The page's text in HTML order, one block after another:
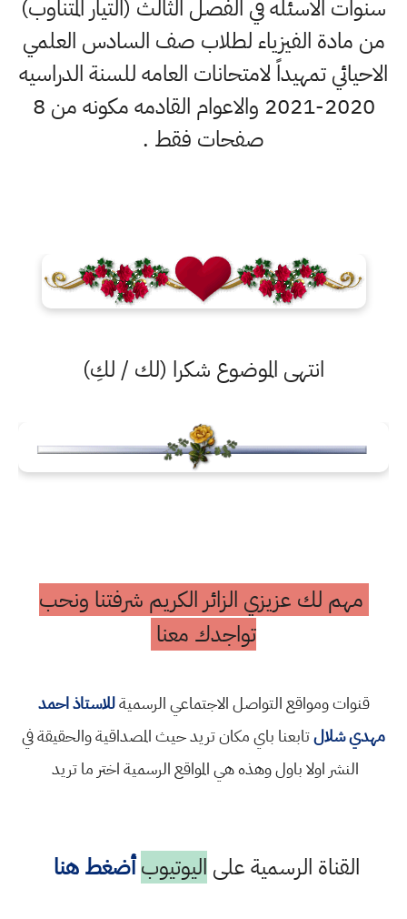
سنوات الاسئله في الفصل الثالث (التيار المتناوب)
من مادة الفيزياء لطلاب صف السادس العلمي
الاحيائي تمهيداً لامتحانات العامه للسنة الدراسيه
2020-2021 والاعوام القادمه مكونه من 8
صفحات فقط .
انتهى الموضوع شكرا (لك / لكِ)
مهم لك عزيزي الزائر الكريم شرفتنا ونحب
تواجدك معنا
قنوات ومواقع التواصل الاجتماعي الرسميةللاستاذ احمد
مهدي شلالتابعنا باي مكان تريد حيث المصداقية والحقيقة في
النشر اولا باول وهذه هي المواقع الرسمية اختر ما تريد
القناة الرسمية على اليوتيوب أضغط هنا